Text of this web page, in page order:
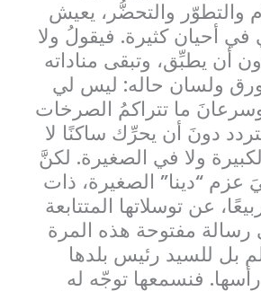
والتطوّر والتحضُّر، يعيش
أحيان كثيرة. فيقولُ ولا
أن يطبِّق، وتبقى مناداته
ورق ولسان حاله: ليس لي
ما تتراكمُ الصرخات
دونَ أن يحرِّك ساكنًا لا
ولا في الصغيرة. لكنَّ
عزم “دينا” الصغيرة، ذات
عن توسلاتها المتتابعة
رسالة مفتوحة هذه المرة
بل للسيد رئيس بلدها
فنسمعها توجّه له